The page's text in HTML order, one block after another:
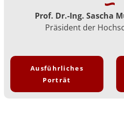
Prof. Dr.-Ing. Sascha
Präsident der
Ausführliches
Porträt